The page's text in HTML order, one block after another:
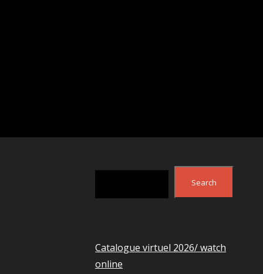
Search
Search
Catalogue virtuel 2026/ watch
online